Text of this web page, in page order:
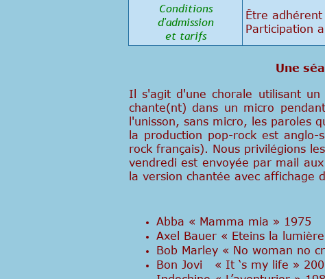
Conditions
d'admission
et tarifs
Être
Participation
Une
Il s'agit d'une chorale utilisant
chante(nt) dans un micro
l'unisson, sans micro, les paroles
la production pop-rock est
rock français). Nous privilégions
vendredi est envoyée par mail
la version chantée avec affichage
Abba « Mamma mia » 1975
Axel Bauer « Eteins la
Bob Marley « No woman no
Bon Jovi « It ‘s my life »